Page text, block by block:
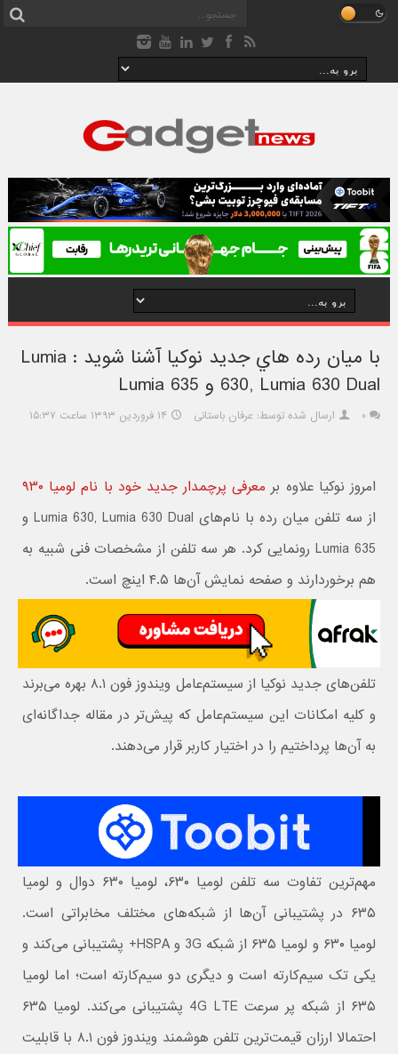
با ميان رده هاي جديد نوکيا آشنا شويد : Lumia
630, Lumia 630 Dual و Lumia 635
۰ ارسال شده توسط: عرفان باستانی ۱۴ فروردین ۱۳۹۳ ساعت ۱۵:۳۷
امروز نوکیا علاوه بر معرفی پرچمدار جدید خود با نام لومیا ۹۳۰
از سه تلفن میان رده با نام‌های Lumia 630, Lumia 630 Dual و
Lumia 635 رونمایی کرد. هر سه تلفن از مشخصات فنی شبیه به
هم برخوردارند و صفحه نمایش ‌آن‌ها ۴.۵ اینچ است.
تلفن‌های جدید نوکیا از سیستم‌عامل ویندوز فون ۸.۱ بهره می‌برند
و کلیه امکانات این سیستم‌عامل که پیش‌تر در مقاله جداگانه‌ای
به آن‌ها پرداختیم را در اختیار کاربر قرار می‌دهند.
مهم‌ترین تفاوت سه تلفن لومیا ۶۳۰، لومیا ۶۳۰ دوال و لومیا
۶۳۵ در پشتیبانی آن‌ها از شبکه‌های مختلف مخابراتی است.
لومیا ۶۳۰ و لومیا ۶۳۵ از شبکه 3G و HSPA+ پشتیبانی می‌کند و
یکی تک سیم‌کارته است و دیگری دو سیم‌کارته است؛ اما لومیا
۶۳۵ از شبکه پر سرعت 4G LTE پشتیبانی می‌کند. لومیا ۶۳۵
احتمالا ارزان قیمت‌ترین تلفن هوشمند ویندوز فون ۸.۱ با قابلیت